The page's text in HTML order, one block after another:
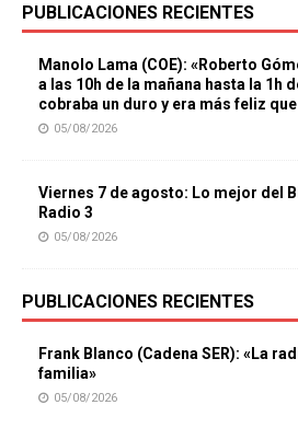
PUBLICACIONES RECIENTES
Manolo Lama (COE): «Roberto
a las 10h de la mañana hasta la 1h
cobraba un duro y era más feliz
05/08/2026
Viernes 7 de agosto: Lo mejor del
Radio 3
05/08/2026
PUBLICACIONES RECIENTES
Frank Blanco (Cadena SER): «La
familia»
05/08/2026